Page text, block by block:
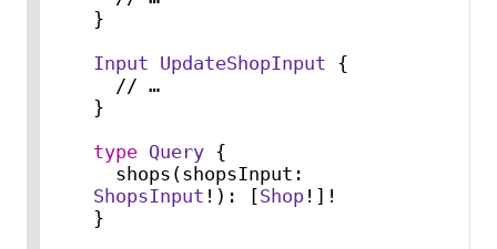
}
Input UpdateShopInput {
}
type Query {
ShopsInput !): [Shop!]!
}